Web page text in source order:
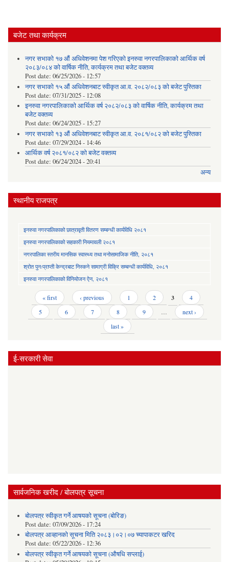
बजेट तथा कार्यक्रम
नगर सभाको १७ औं अधिवेशनमा पेश गरिएको इनरुवा नगरपालिकाको आर्थिक वर्ष
२०८३/०८४ को वार्षिक नीति, कार्यक्रम तथा बजेट वक्तव्य
Post date: 06/25/2026 - 12:57
नगर सभाको १५ औं अधिवेशनबाट स्वीकृत आ.व. २०८२/०८३ को बजेट पुस्तिका
Post date: 07/31/2025 - 12:08
इनरुवा नगरपालिकाको आर्थिक वर्ष २०८२/०८३ को वार्षिक नीति, कार्यक्रम तथा
बजेट वक्तव्य
Post date: 06/24/2025 - 15:27
नगर सभाको १३ औं अधिवेशनबाट स्वीकृत आ.व. २०८१/०८२ को बजेट पुस्तिका
Post date: 07/29/2024 - 14:46
आर्थिक वर्ष २०८१/०८२ को बजेट वक्तव्य
Post date: 06/24/2024 - 20:41
अन्य
स्थानीय राजपत्र
इनरुवा नगरपालिकाको छात्रावृती वितरण सम्बन्धी कार्यविधि २०८१
इनरुवा नगरपालिकाको सहकारी नियमावली २०८१
नगरपालिका स्तरीय मानसिक स्वास्थ्य तथा मनोसामाजिक नीति, २०८१
श्रोत पुनःप्राप्ती केन्द्रबाट निस्कने सामाग्री विक्रि सम्बन्धी कार्यविधि, २०८१
इनरुवा नगरपालिकाको विनियोजन ऐन, २०८१
Pages « first ‹ previous 1 2 3
4
5
6 7 8 9 …
next ›
last »
ई-सरकारी सेवा
सार्वजनिक खरीद / बोलपत्र सूचना
बोलपत्र स्वीकृत गर्ने आषयको सूचना (बोरिङ)
Post date: 07/09/2026 - 17:24
बोलपत्र आव्हानको सूचना मिति २०८३।०२।०७ च्यापाकटर खरिद
Post date: 05/22/2026 - 12:36
बोलपत्र स्वीकृत गर्ने आषयको सूचना (औषधि सप्लाई)